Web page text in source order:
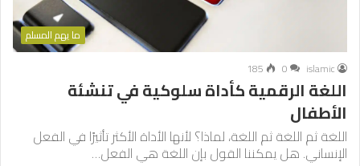
ما يهم المسلم
islamic
0
185
اللغة الرقمية كأداة سلوكية في تنشئة
الأطفال
اللغة ثم اللغة ثم اللغة، لماذا؟ لأنها الأداة الأكثر تأثيرًا في الفعل
الإنساني. هل يمكننا القول بإن اللغة هي الفعل…